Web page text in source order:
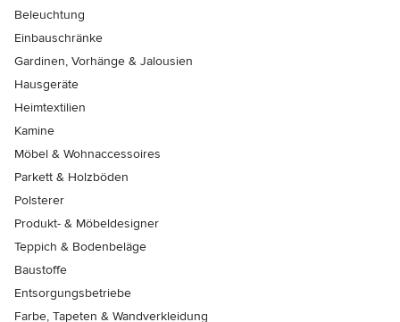
Beleuchtung
Einbauschränke
Gardinen, Vorhänge & Jalousien
Hausgeräte
Heimtextilien
Kamine
Möbel & Wohnaccessoires
Parkett & Holzböden
Polsterer
Produkt- & Möbeldesigner
Teppich & Bodenbeläge
Baustoffe
Entsorgungsbetriebe
Farbe, Tapeten & Wandverkleidung